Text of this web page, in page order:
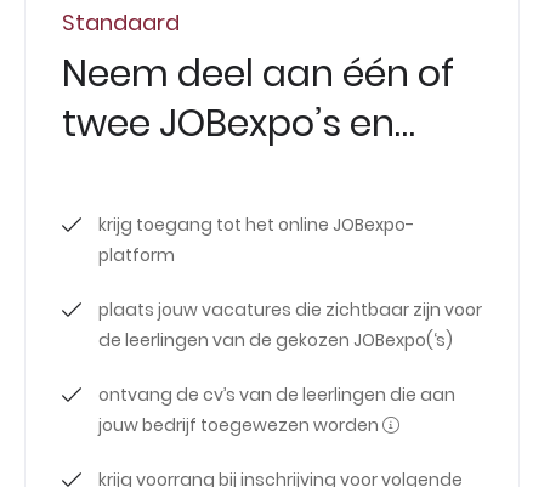
Standaard
Neem deel aan één of
twee JOBexpo’s en…
krijg toegang tot het online JOBexpo-
platform
plaats jouw vacatures die zichtbaar zijn voor
de leerlingen van de gekozen JOBexpo(‘s)
ontvang de cv’s van de leerlingen die aan
jouw bedrijf toegewezen worden
krijg voorrang bij inschrijving voor volgende